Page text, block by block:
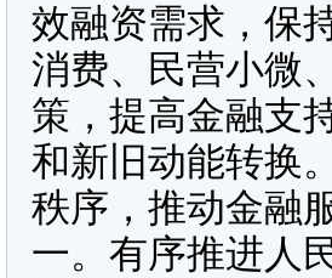
效融资需求，保
消费、民营小微
策，提高金融支
和新旧动能转换
秩序，推动金融
一。有序推进人